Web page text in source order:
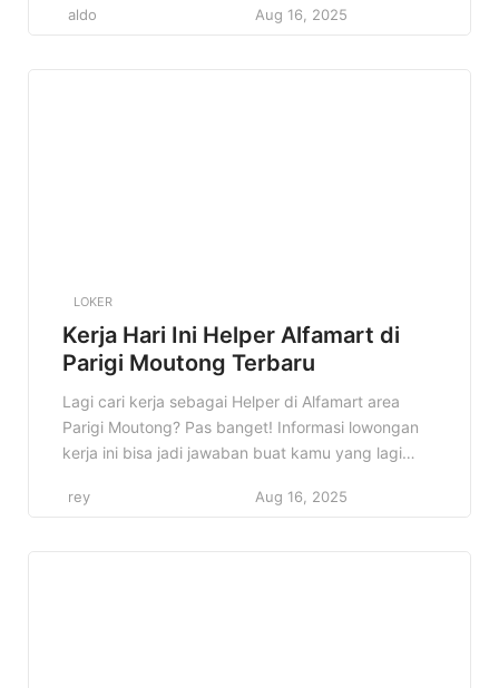
toko? Informasi lowongan Helper Alfamart ini
aldo Aug 16, 2025
LOKER
Kerja Hari Ini Helper Alfamart di
Parigi Moutong Terbaru
Lagi cari kerja sebagai Helper di Alfamart area
Parigi Moutong? Pas banget! Informasi lowongan
kerja ini bisa jadi jawaban buat kamu yang lagi
bakal bahas tuntas semua detail tentang lowongan
rey Aug 16, 2025